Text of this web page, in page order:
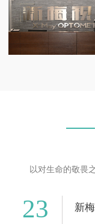
以对生命的敬畏
23